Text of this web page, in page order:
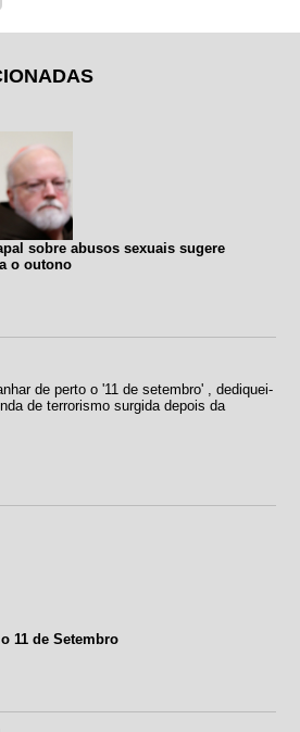
sobre abusos sexuais sugere
o outono
de perto o '11 de setembro' , dediquei-
de terrorismo surgida depois da
11 de Setembro